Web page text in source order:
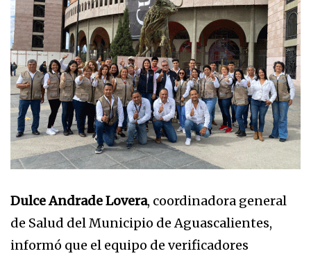
Dulce Andrade Lovera, coordinadora general
de Salud del Municipio de Aguascalientes,
informó que el equipo de verificadores